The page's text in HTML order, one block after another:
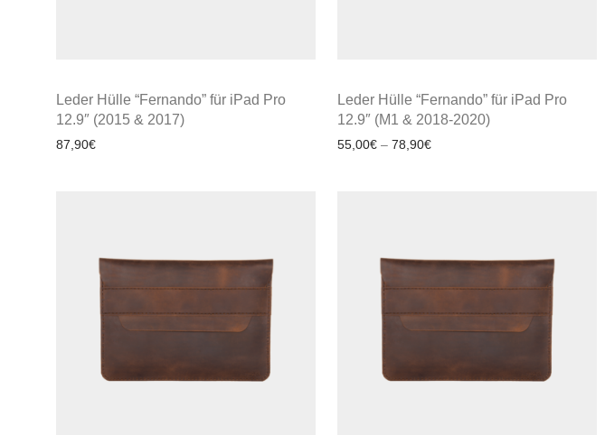
Leder Hülle “Fernando” für iPad Pro
12.9″ (2015 & 2017)
87,90€
Leder Hülle “Fernando” für iPad Pro
12.9″ (M1 & 2018-2020)
55,00€ – 78,90€